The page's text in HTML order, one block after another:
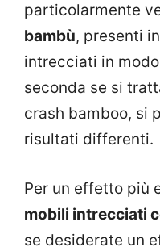
particolarmente
bambù, presenti
intrecciati in
seconda se si
crash bamboo, si
risultati differenti.
Per un effetto più
mobili intrecciati
se desiderate un